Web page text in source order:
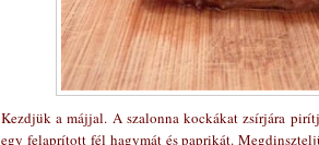
Kezdjük a májjal. A szalonna kockákat zsírjára
egy felaprított fél hagymát és paprikát.